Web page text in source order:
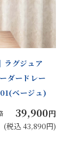
ラグジュア
ダードレー
ベージュ)
39,900円
(税込 43,890円)